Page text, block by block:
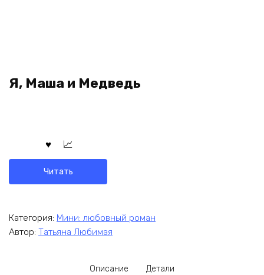
Я, Маша и Медведь
Читать
Категория: Мини: любовный роман
Автор: Татьяна Любимая
Описание Детали